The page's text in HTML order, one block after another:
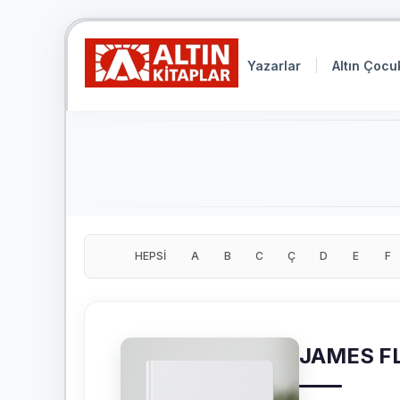
Yazarlar Altın
HEPSİ A B C Ç D E F
JAMES